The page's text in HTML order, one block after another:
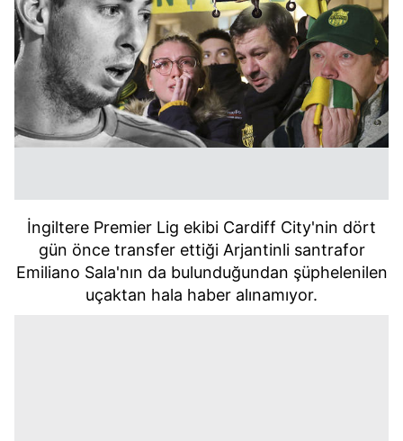
İngiltere Premier Lig ekibi Cardiff City'nin dört
gün önce transfer ettiği Arjantinli santrafor
Emiliano Sala'nın da bulunduğundan şüphelenilen
uçaktan hala haber alınamıyor.